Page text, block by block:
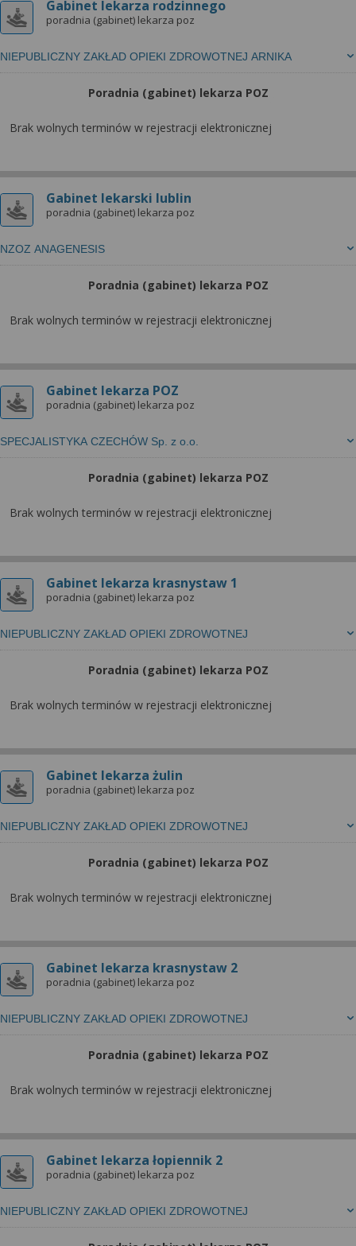
Gabinet lekarza rodzinnego
poradnia (gabinet) lekarza poz
NIEPUBLICZNY ZAKŁAD OPIEKI ZDROWOTNEJ ARNIKA
Poradnia (gabinet) lekarza POZ
Brak wolnych terminów w rejestracji elektronicznej
Gabinet lekarski lublin
poradnia (gabinet) lekarza poz
NZOZ ANAGENESIS
Poradnia (gabinet) lekarza POZ
Brak wolnych terminów w rejestracji elektronicznej
Gabinet lekarza POZ
poradnia (gabinet) lekarza poz
SPECJALISTYKA CZECHÓW Sp. z o.o.
Poradnia (gabinet) lekarza POZ
Brak wolnych terminów w rejestracji elektronicznej
Gabinet lekarza krasnystaw 1
poradnia (gabinet) lekarza poz
NIEPUBLICZNY ZAKŁAD OPIEKI ZDROWOTNEJ
Poradnia (gabinet) lekarza POZ
Brak wolnych terminów w rejestracji elektronicznej
Gabinet lekarza żulin
poradnia (gabinet) lekarza poz
NIEPUBLICZNY ZAKŁAD OPIEKI ZDROWOTNEJ
Poradnia (gabinet) lekarza POZ
Brak wolnych terminów w rejestracji elektronicznej
Gabinet lekarza krasnystaw 2
poradnia (gabinet) lekarza poz
NIEPUBLICZNY ZAKŁAD OPIEKI ZDROWOTNEJ
Poradnia (gabinet) lekarza POZ
Brak wolnych terminów w rejestracji elektronicznej
Gabinet lekarza łopiennik 2
poradnia (gabinet) lekarza poz
NIEPUBLICZNY ZAKŁAD OPIEKI ZDROWOTNEJ
możesz też wycofać zgodę na przetwarzanie Twoich
danych tylko w niektórych celach. Jeżeli chcesz
dowiedzieć się więcej lub chcesz przeprowadzić
konfigurację szczegółową, to możesz tego dokonać
za pomocą „Ustawień zaawansowanych”.
Więcej informacji na temat wykorzystywania
narzędzi zewnętrznych w naszym serwisie